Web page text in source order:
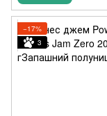
−17%
3